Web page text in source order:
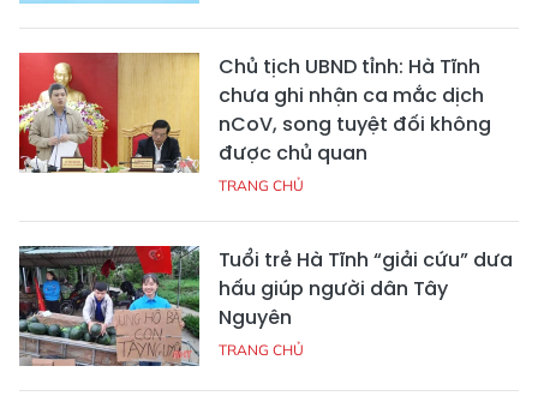
Chủ tịch UBND tỉnh: Hà Tĩnh
chưa ghi nhận ca mắc dịch
nCoV, song tuyệt đối không
được chủ quan
TRANG CHỦ
Tuổi trẻ Hà Tĩnh “giải cứu” dưa
hấu giúp người dân Tây
Nguyên
TRANG CHỦ